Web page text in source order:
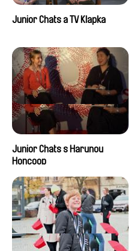
Junior Chats a TV Klapka
Junior Chats s Harunou
Honcoop